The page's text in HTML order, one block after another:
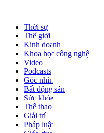
Thời sự
Thế giới
Kinh doanh
Khoa học công nghệ
Video
Podcasts
Góc nhìn
Bất động sản
Sức khỏe
Thể thao
Giải trí
Pháp luật